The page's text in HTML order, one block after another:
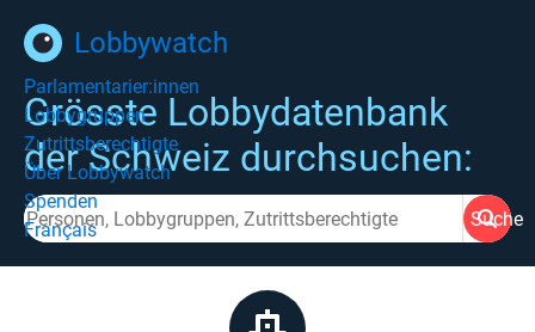
Lobbywatch
Parlamentarier:innen
Lobbygruppen
Zutrittsberechtigte
Über Lobbywatch
Spenden
Français
Grösste Lobbydatenbank
der Schweiz durchsuchen:
Suche